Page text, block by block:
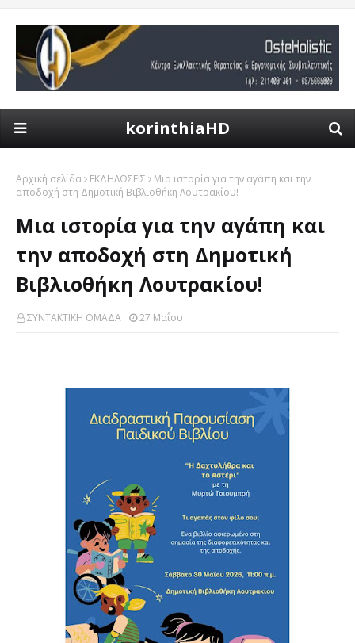
korinthiaHD
Αρχική σελίδα ΕΚΔΗΛΩΣΕΙΣ
Μια ιστορία για την αγάπη και την
αποδοχή στη Δημοτική Βιβλιοθήκη Λουτρακίου!
Μια ιστορία για την αγάπη και
την αποδοχή στη Δημοτική
Βιβλιοθήκη Λουτρακίου!
ΣΥΝΤΑΚΤΙΚΗ ΟΜΑΔΑ 27 Μαΐου